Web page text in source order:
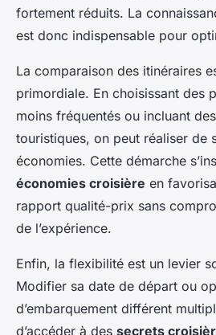
fortement réduits. La
est donc indispensable pour
La comparaison des itinéraires
primordiale. En choisissant des
moins fréquentés ou incluant
touristiques, on peut réaliser de
économies. Cette démarche
économies croisière en
rapport qualité-prix sans
de l’expérience.
Enfin, la flexibilité est un levier
Modifier sa date de départ ou
d’embarquement différent
d’accéder à des secrets